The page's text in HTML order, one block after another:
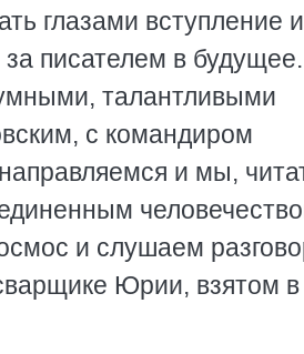
глазами вступление и
писателем в будущее.
талантливыми
с командиром
и мы,
и слушаем
Юрии, взятом в